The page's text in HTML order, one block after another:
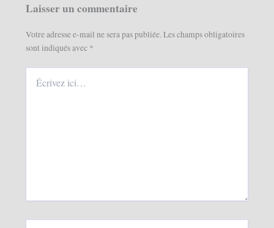
Laisser un commentaire
Votre adresse e-mail ne sera pas publiée.Les champs obligatoires
sont indiqués avec *
ici…